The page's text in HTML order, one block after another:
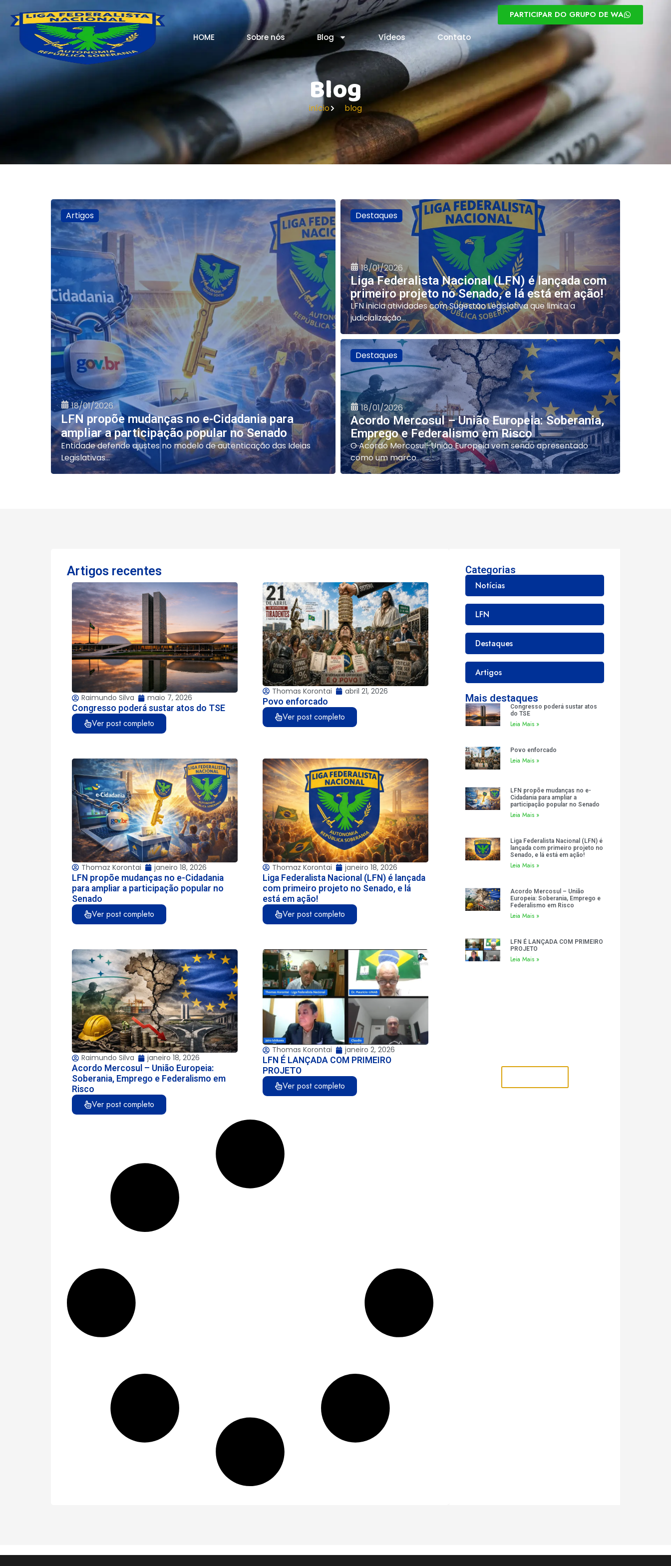
HOME Sobre nós Blog Vídeos Contato
PARTICIPAR DO GRUPO DE WA
Blog
início blog
Artigos
18/01/2026
LFN propõe mudanças no e-Cidadania para
ampliar a participação popular no Senado
Entidade defende ajustes no modelo de autenticação das Ideias
Legislativas...
Destaques
18/01/2026
Liga Federalista Nacional (LFN) é lançada com
primeiro projeto no Senado, e lá está em ação!
LFN inicia atividades com Sugestão Legislativa que limita a
judicialização...
Destaques
18/01/2026
Acordo Mercosul – União Europeia: Soberania,
Emprego e Federalismo em Risco
O Acordo Mercosul–União Europeia vem sendo apresentado
como um marco...
Artigos recentes
Raimundo Silva
maio 7, 2026
Congresso poderá sustar atos do TSE
Ver post completo
Thomas Korontai
abril 21, 2026
Povo enforcado
Ver post completo
Thomaz Korontai
janeiro 18, 2026
LFN propõe mudanças no e-Cidadania
para ampliar a participação popular no
Senado
Ver post completo
Thomaz Korontai
janeiro 18, 2026
Liga Federalista Nacional (LFN) é lançada
com primeiro projeto no Senado, e lá
está em ação!
Ver post completo
Raimundo Silva
janeiro 18, 2026
Acordo Mercosul – União Europeia:
Soberania, Emprego e Federalismo em
Risco
Ver post completo
Thomas Korontai
janeiro 2, 2026
LFN É LANÇADA COM PRIMEIRO
PROJETO
Ver post completo
Categorias
Notícias
LFN
Destaques
Artigos
Mais destaques
Congresso poderá sustar atos
do TSE
Leia Mais »
Povo enforcado
Leia Mais »
LFN propõe mudanças no e-
Cidadania para ampliar a
participação popular no Senado
Leia Mais »
Liga Federalista Nacional (LFN) é
lançada com primeiro projeto no
Senado, e lá está em ação!
Leia Mais »
Acordo Mercosul – União
Europeia: Soberania, Emprego e
Federalismo em Risco
Leia Mais »
LFN É LANÇADA COM PRIMEIRO
PROJETO
Leia Mais »